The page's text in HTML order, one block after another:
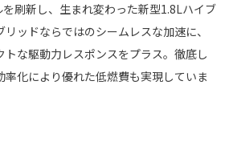
刷新し、生まれ変わった新型1.8Lハイブ
ッドならではのシームレスな加速に、
な駆動力レスポンスをプラス。徹底し
率化により優れた低燃費も実現していま